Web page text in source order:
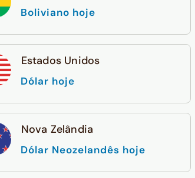
Boliviano hoje
Estados Unidos
Dólar hoje
Nova Zelândia
Dólar Neozelandês hoje